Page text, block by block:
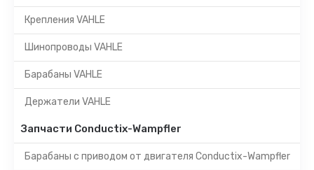
Крепления VAHLE
Шинопроводы VAHLE
Барабаны VAHLE
Держатели VAHLE
Запчасти Conductix-Wampfler
Барабаны с приводом от двигателя Conductix-Wampfler